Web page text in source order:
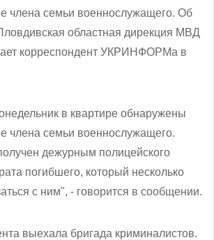
члена семьи военнослужащего. Об
областная дирекция МВД
корреспондент УКРИНФОРМа в
в квартире обнаружены
члена семьи военнослужащего.
дежурным полицейского
погибшего, который несколько
с ним", - говорится в сообщении.
выехала бригада криминалистов.